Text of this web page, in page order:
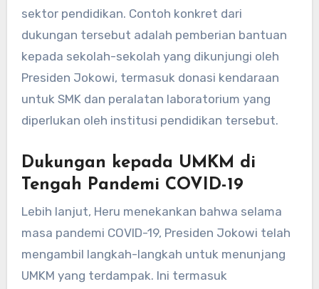
sektor pendidikan. Contoh konkret dari
dukungan tersebut adalah pemberian bantuan
kepada sekolah-sekolah yang dikunjungi oleh
Presiden Jokowi, termasuk donasi kendaraan
untuk SMK dan peralatan laboratorium yang
diperlukan oleh institusi pendidikan tersebut.
Dukungan kepada UMKM di
Tengah Pandemi COVID-19
Lebih lanjut, Heru menekankan bahwa selama
masa pandemi COVID-19, Presiden Jokowi telah
mengambil langkah-langkah untuk menunjang
UMKM yang terdampak. Ini termasuk